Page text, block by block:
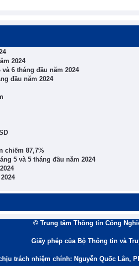
2024
6 tháng đầu năm 2024
đầu năm 2024
chiếm 87,7%
5 và 5 tháng đầu năm 2024
© Trung tâm Thông tin Công
Giấy phép của Bộ Thông tin và
trách nhiệm chính: Nguyễn Quốc Lân,